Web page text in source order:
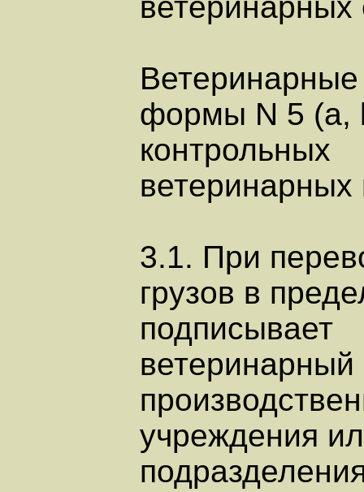
формы N 5 (a,
контрольных
ветеринарных
3.1. При
грузов в
подписывает
ветеринарный
учреждения